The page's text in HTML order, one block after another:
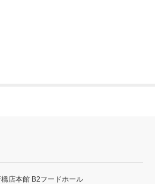
店本館 B2フードホール